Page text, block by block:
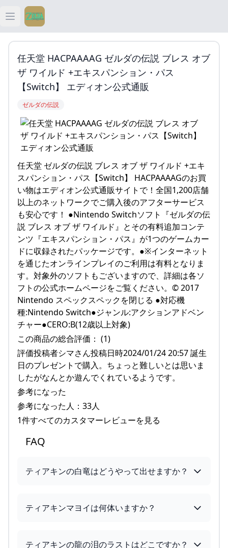
Open main menu
ティアキン
ティアキン 祠
ティアキン 武器
ティアキン 攻略
任天堂 HACPAAAAG ゼルダの伝説 ブレス オブ
ザ ワイルド +エキスパンション・パス
【Switch】 エディオン公式通販
ゼルダの伝説
任天堂 ゼルダの伝説 ブレス オブ ザ ワイルド +エキ
スパンション・パス【Switch】 HACPAAAAGのお買
い物はエディオン公式通販サイトで！全国1,200店舗
以上のネットワークでご購入後のアフターサービス
も安心です！ ●Nintendo Switchソフト『ゼルダの伝
説 ブレス オブ ザ ワイルド』とその有料追加コンテ
ンツ『エキスパンション・パス』が1つのゲームカー
ドに収録されたパッケージです。●※インターネット
を通じたオンラインプレイのご利用は有料となりま
す。対象外のソフトもございますので、詳細は各ソ
フトの公式ホームページをご覧ください。© 2017
Nintendo スペックスペックを閉じる ●対応機
種:Nintendo Switch●ジャンル:アクションアドベン
チャー●CERO:B(12歳以上対象)
この商品の総合評価： (1)
評価投稿者シマさん投稿日時2024/01/24 20:57 誕生
日のプレゼントで購入。ちょっと難しいとは思いま
したがなんとか遊んでくれているようです。
参考になった
参考になった人：33人
1件すべてのカスタマーレビューを見る
FAQ
ティアキンの白竜はどうやって出せますか？
ティアキンマヨイは何体いますか？
ティアキンの龍の泪のラストはどこですか？